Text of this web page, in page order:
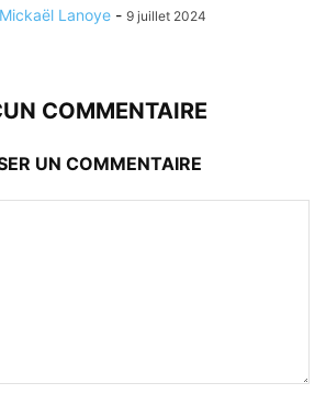
Mickaël Lanoye - 9 juillet 2024
COMMENTAIRE
UN COMMENTAIRE